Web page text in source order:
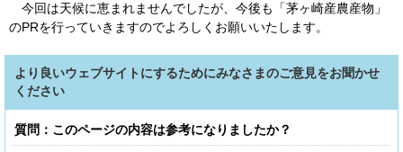
今回は天候に恵まれませんでしたが、今後も「茅ヶ崎産農産物」
のPRを行っていきますのでよろしくお願いいたします。
より良いウェブサイトにするためにみなさまのご意見をお聞かせ
ください
質問：このページの内容は参考になりましたか？